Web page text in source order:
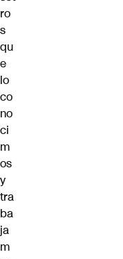
ro
s
qu
e
lo
co
no
ci
m
os
y
tra
ba
ja
m